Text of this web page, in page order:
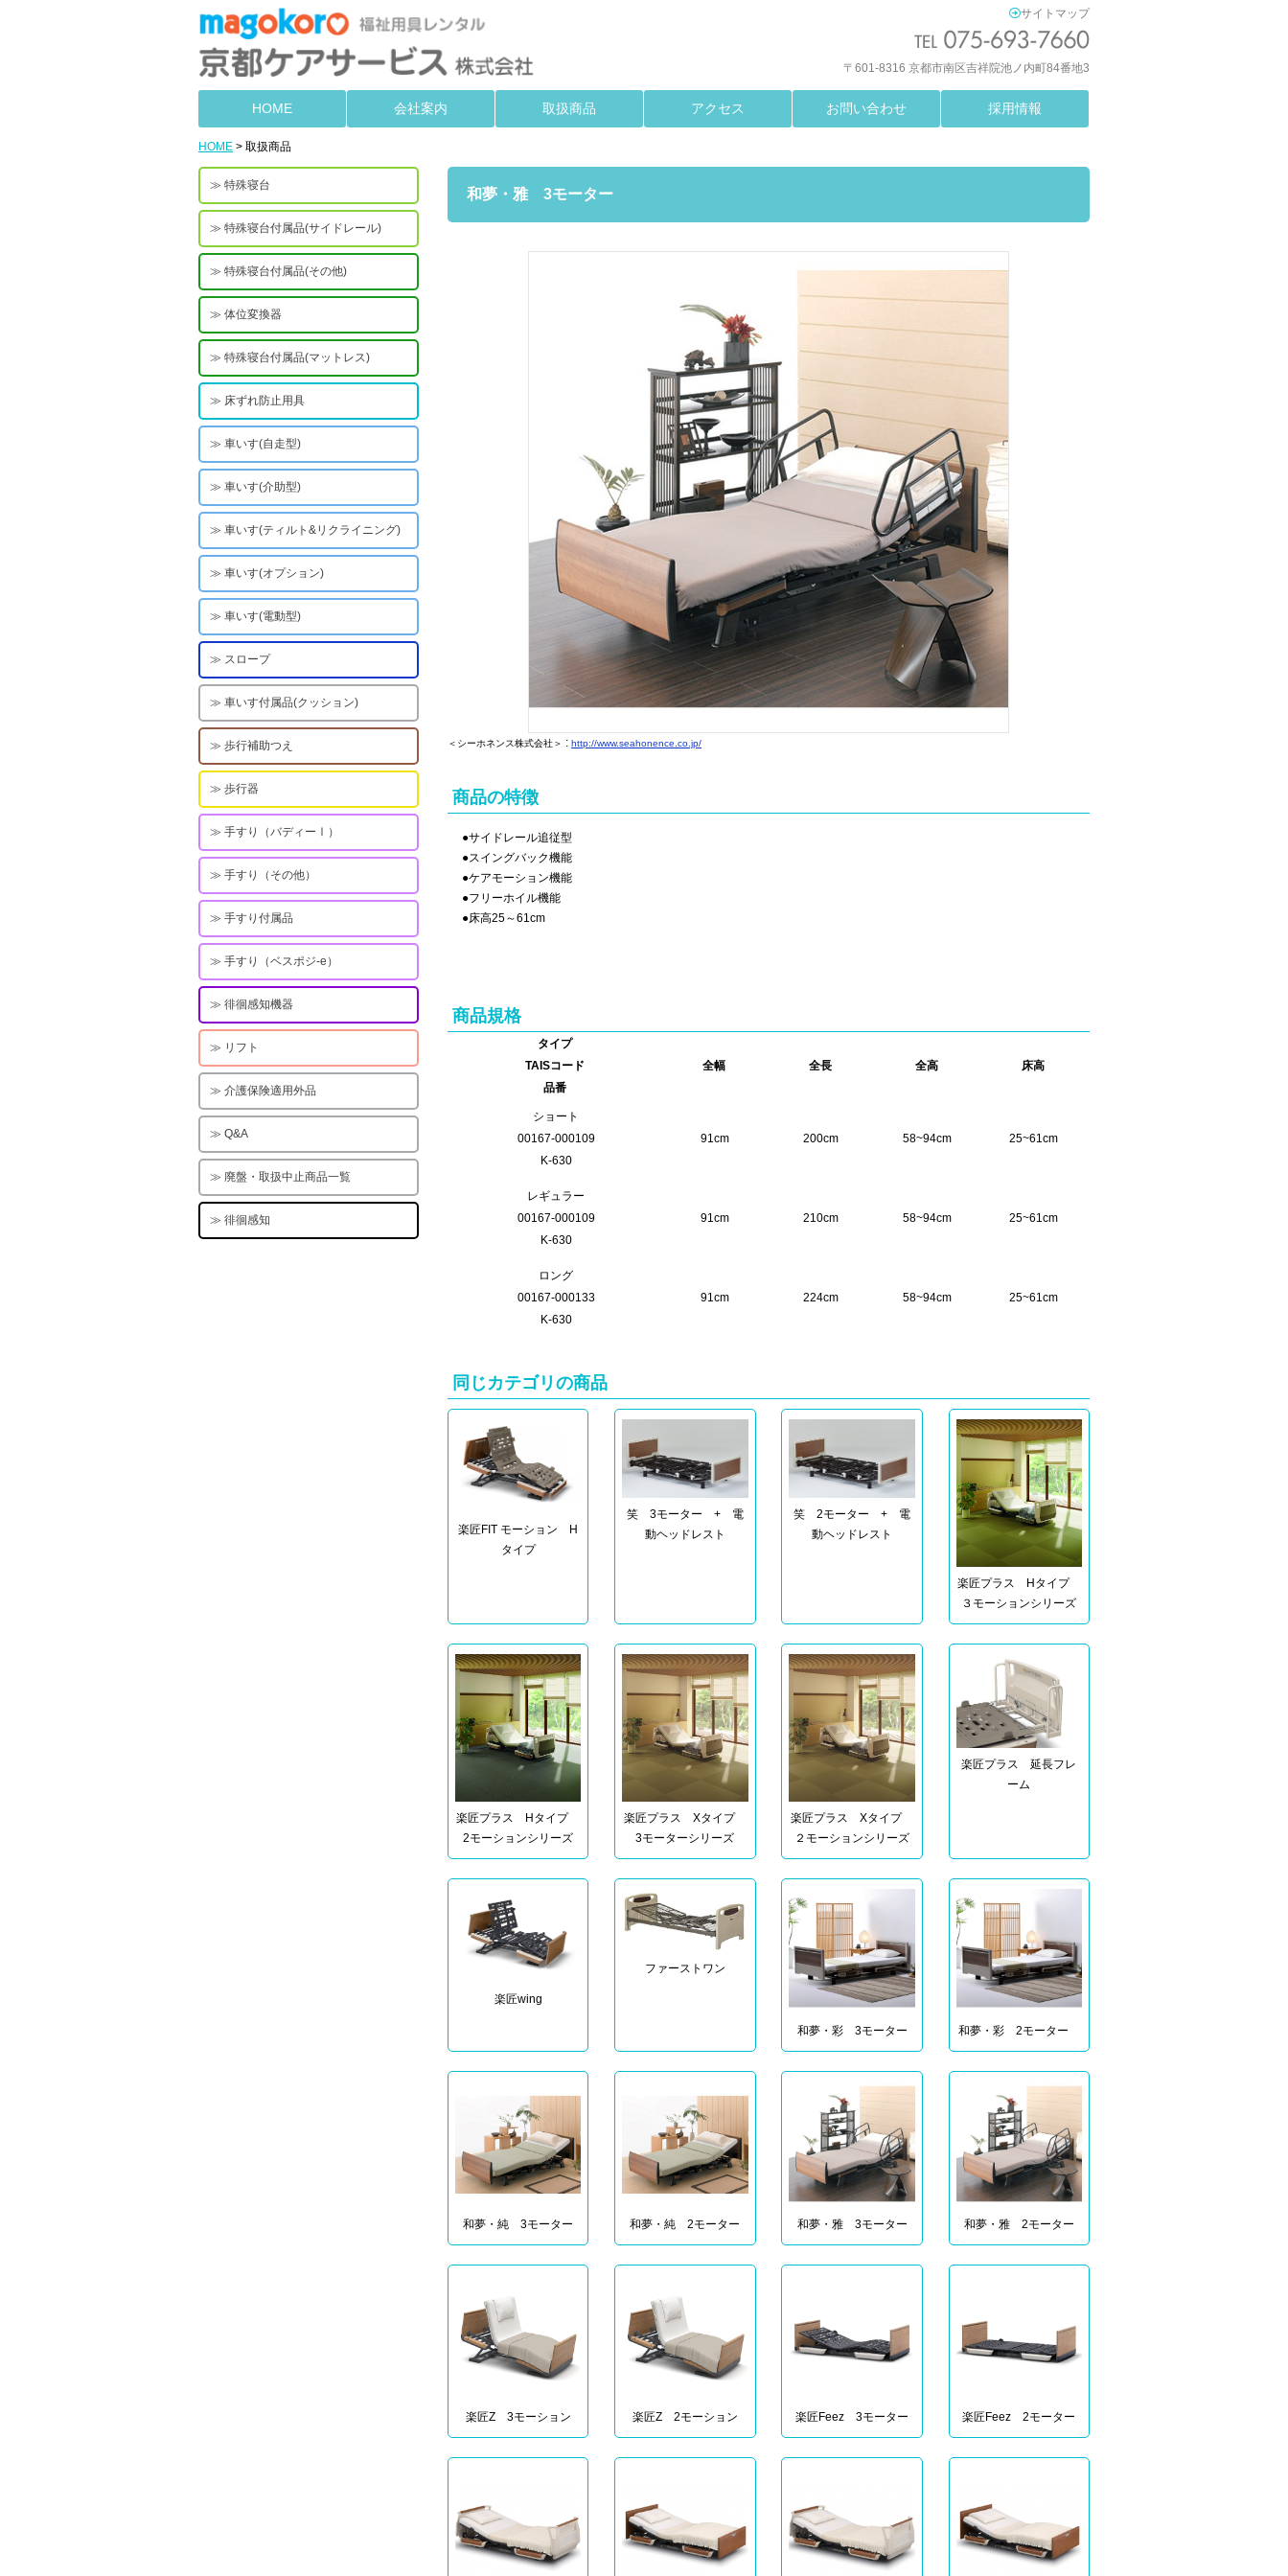
サイトマップ
〒601-8316 京都市南区吉祥院池ノ内町84番地3
HOME 会社案内 取扱商品 アクセス お問い合わせ 採用情報
HOME > 取扱商品
和夢・雅 3モーター
＜シーホネンス株式会社＞ : http://www.seahonence.co.jp/
商品の特徴
●サイドレール追従型
●スイングバック機能
●ケアモーション機能
●フリーホイル機能
●床高25～61cm
商品規格
タイプ
全幅
全長 全高 床高
TAISコード
品番
ショート
91cm
200cm 58~94cm 25~61cm
00167-000109
K-630
レギュラー
91cm
210cm 58~94cm 25~61cm
00167-000109
K-630
ロング
91cm
224cm 58~94cm 25~61cm
00167-000133
K-630
同じカテゴリの商品
楽匠FIT モーション H
タイプ
笑 3モーター + 電
動ヘッドレスト
笑 2モーター + 電
動ヘッドレスト
楽匠プラス Hタイプ
３モーションシリーズ
楽匠プラス Hタイプ
2モーションシリーズ
楽匠プラス Xタイプ
3モーターシリーズ
楽匠プラス Xタイプ
２モーションシリーズ
楽匠プラス 延長フレ
ーム
楽匠wing
ファーストワン
和夢・彩 3モーター 和夢・彩 2モーター
和夢・純 3モーター 和夢・純 2モーター 和夢・雅 3モーター 和夢・雅 2モーター
楽匠Z 3モーション 楽匠Z 2モーション 楽匠Feez 3モーター 楽匠Feez 2モーター
特殊寝台
特殊寝台付属品(サイドレール)
特殊寝台付属品(その他)
体位変換器
特殊寝台付属品(マットレス)
床ずれ防止用具
車いす(自走型)
車いす(介助型)
車いす(ティルト&リクライニング)
車いす(オプション)
車いす(電動型)
スロープ
車いす付属品(クッション)
歩行補助つえ
歩行器
手すり（バディーⅠ）
手すり（その他）
手すり付属品
手すり（ベスポジ-e）
徘徊感知機器
リフト
介護保険適用外品
Q&A
廃盤・取扱中止商品一覧
徘徊感知